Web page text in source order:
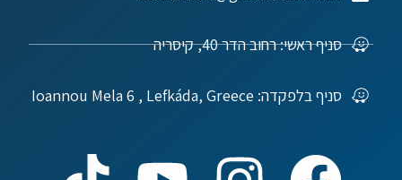
סניף ראשי: רחוב הדר 40, קיסריה
סניף בלפקדה: Ioannou Mela 6 , Lefkáda, Greece